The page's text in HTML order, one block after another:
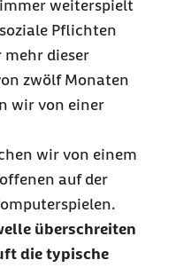
weiterspielt
Pflichten
mehr dieser
zwölf Monaten
wir von einer
wir von einem
auf der
überschreiten
die typische